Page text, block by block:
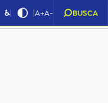
♿| |A+A- BUSCA